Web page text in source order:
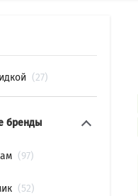
27
бренды
97
52